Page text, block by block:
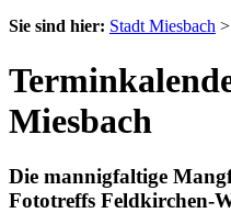
Sie sind hier: Stadt Miesbach >
Miesbach
Die mannigfaltige
Fototreffs Feldkirchen-